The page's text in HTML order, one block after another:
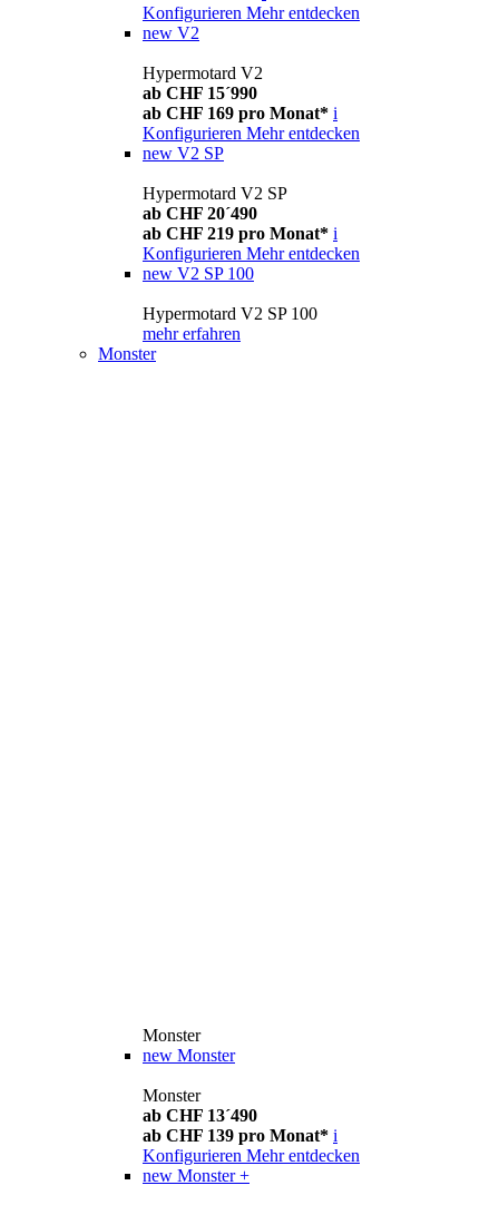
Konfigurieren Mehr entdecken
new V2
Hypermotard V2
ab CHF 15´990
ab CHF 169 pro Monat* i
Konfigurieren Mehr entdecken
new V2 SP
Hypermotard V2 SP
ab CHF 20´490
ab CHF 219 pro Monat* i
Konfigurieren Mehr entdecken
new V2 SP 100
Hypermotard V2 SP 100
mehr erfahren
Monster
Monster
new Monster
Monster
ab CHF 13´490
ab CHF 139 pro Monat* i
Konfigurieren Mehr entdecken
new Monster +